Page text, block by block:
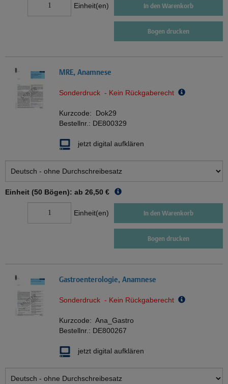
Einheit(en) In den Warenkorb
Bogen drucken
MRE, Anamnese
Sonderdruck - Kein Rückgaberecht
Kurzcode: Dok29
Bestellnr.: DE800329
jetzt digital aufklären
Einheit (50 Bögen): ab 26,50 €
Einheit(en) In den Warenkorb
Bogen drucken
Gastroenterologie, Anamnese
Sonderdruck - Kein Rückgaberecht
Kurzcode: Ana_Gastro
Bestellnr.: DE800267
jetzt digital aufklären